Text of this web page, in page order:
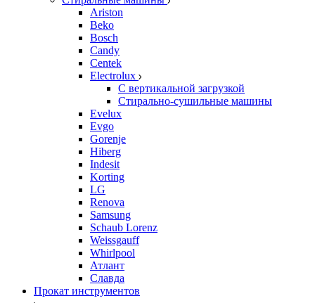
Ariston
Beko
Bosch
Candy
Centek
Electrolux
С вертикальной загрузкой
Стирально-сушильные машины
Evelux
Evgo
Gorenje
Hiberg
Indesit
Korting
LG
Renova
Samsung
Schaub Lorenz
Weissgauff
Whirlpool
Атлант
Славда
Прокат инструментов